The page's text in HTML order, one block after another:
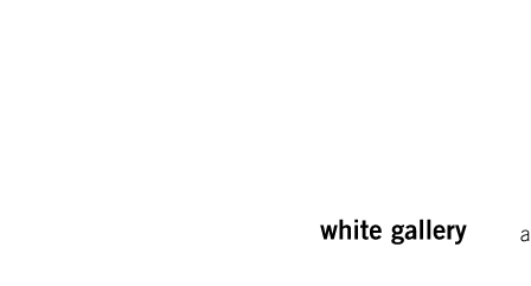
white gallery